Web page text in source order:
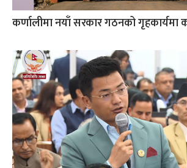
कर्णालीमा नयाँ सरकार गठनको गृहकार्यमा